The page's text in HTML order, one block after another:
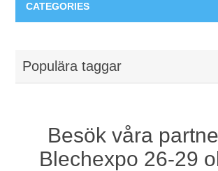
CATEGORIES
Metallkapning
Lagringssystem
Utbildning
Partners
Populära taggar
Besök våra
Blechexpo 26-29